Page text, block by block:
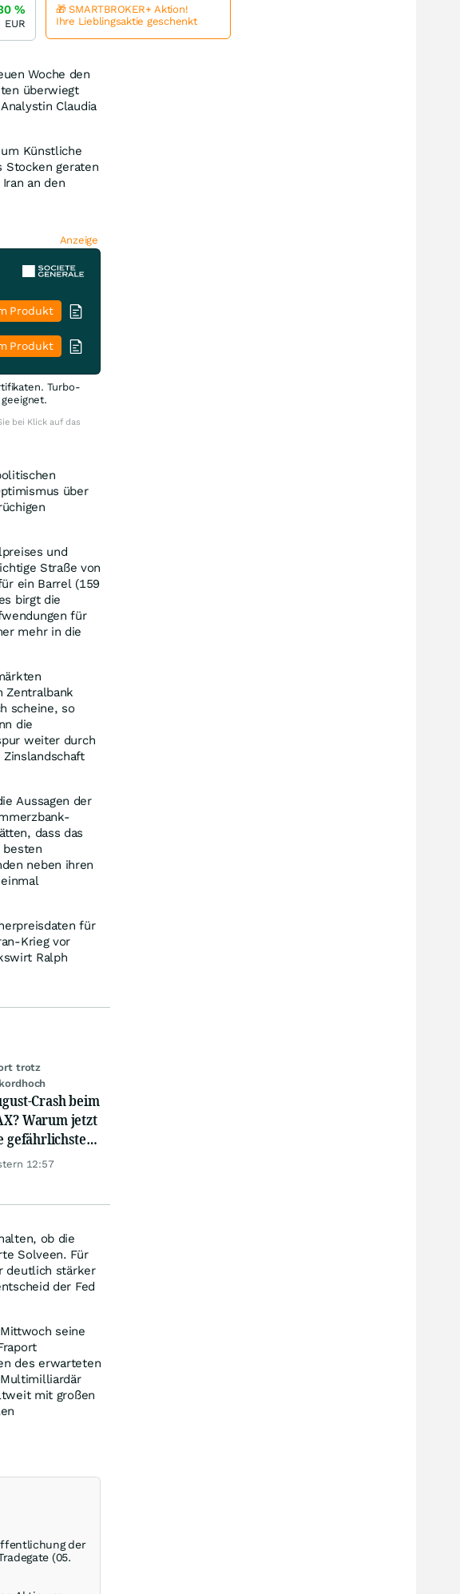
Woche den
überwiegt
Claudia
Künstliche
Stocken geraten
an den
Anzeige
Produkt
Produkt
Turbo-
bei Klick auf das
über
und
Straße von
ein Barrel (159
birgt die
für
mehr in die
Zentralbank
scheine, so
die
weiter durch
Aussagen der
dass das
besten
neben ihren
für
Krieg vor
Ralph
trotz
Crash beim
Warum jetzt
gefährlichste
beginnt
12:57
ob die
Solveen. Für
deutlich stärker
der Fed
seine
des erwarteten
Multimilliardär
mit großen
der
(05.
%
EUR
🎁 SMARTBROKER+ Aktion!
Ihre Lieblingsaktie geschenkt